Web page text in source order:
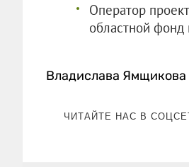
Оператор
областной фонд
Владислава Ямщикова
ЧИТАЙТЕ НАС В